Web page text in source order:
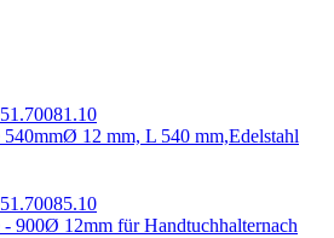
51.70081.10
540mmØ 12 mm, L 540 mm,Edelstahl
51.70085.10
- 900Ø 12mm für Handtuchhalternach